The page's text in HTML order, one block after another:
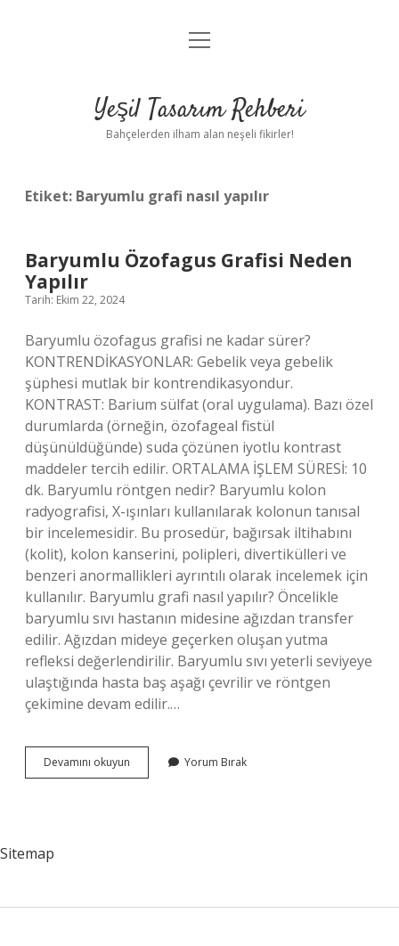
Anasayfa
Yasal Uyarı
menüyü
Yeşil Tasarım Rehberi
Bahçelerden ilham alan neşeli fikirler!
Etiket: Baryumlu grafi nasıl yapılır
Baryumlu Özofagus Grafisi Neden
Yapılır
Tarih: Ekim 22, 2024
Baryumlu özofagus grafisi ne kadar sürer?
KONTRENDİKASYONLAR: Gebelik veya gebelik
şüphesi mutlak bir kontrendikasyondur.
KONTRAST: Barium sülfat (oral uygulama). Bazı özel
durumlarda (örneğin, özofageal fistül
düşünüldüğünde) suda çözünen iyotlu kontrast
maddeler tercih edilir. ORTALAMA İŞLEM SÜRESİ: 10
dk. Baryumlu röntgen nedir? Baryumlu kolon
radyografisi, X-ışınları kullanılarak kolonun tanısal
bir incelemesidir. Bu prosedür, bağırsak iltihabını
(kolit), kolon kanserini, polipleri, divertikülleri ve
benzeri anormallikleri ayrıntılı olarak incelemek için
kullanılır. Baryumlu grafi nasıl yapılır? Öncelikle
baryumlu sıvı hastanın midesine ağızdan transfer
edilir. Ağızdan mideye geçerken oluşan yutma
refleksi değerlendirilir. Baryumlu sıvı yeterli seviyeye
ulaştığında hasta baş aşağı çevrilir ve röntgen
çekimine devam edilir.…
Devamını okuyun Baryumlu
Özofagus
Yorum Bırak
Sitemap